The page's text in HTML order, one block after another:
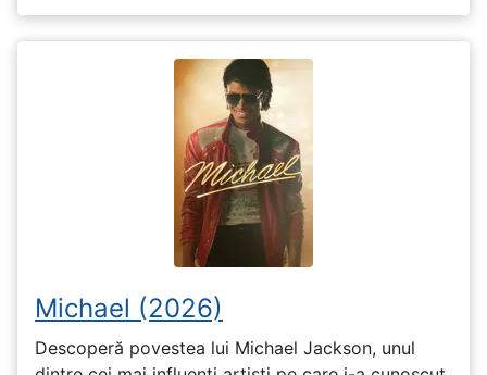
Michael (2026)
Descoperă povestea lui Michael Jackson, unul